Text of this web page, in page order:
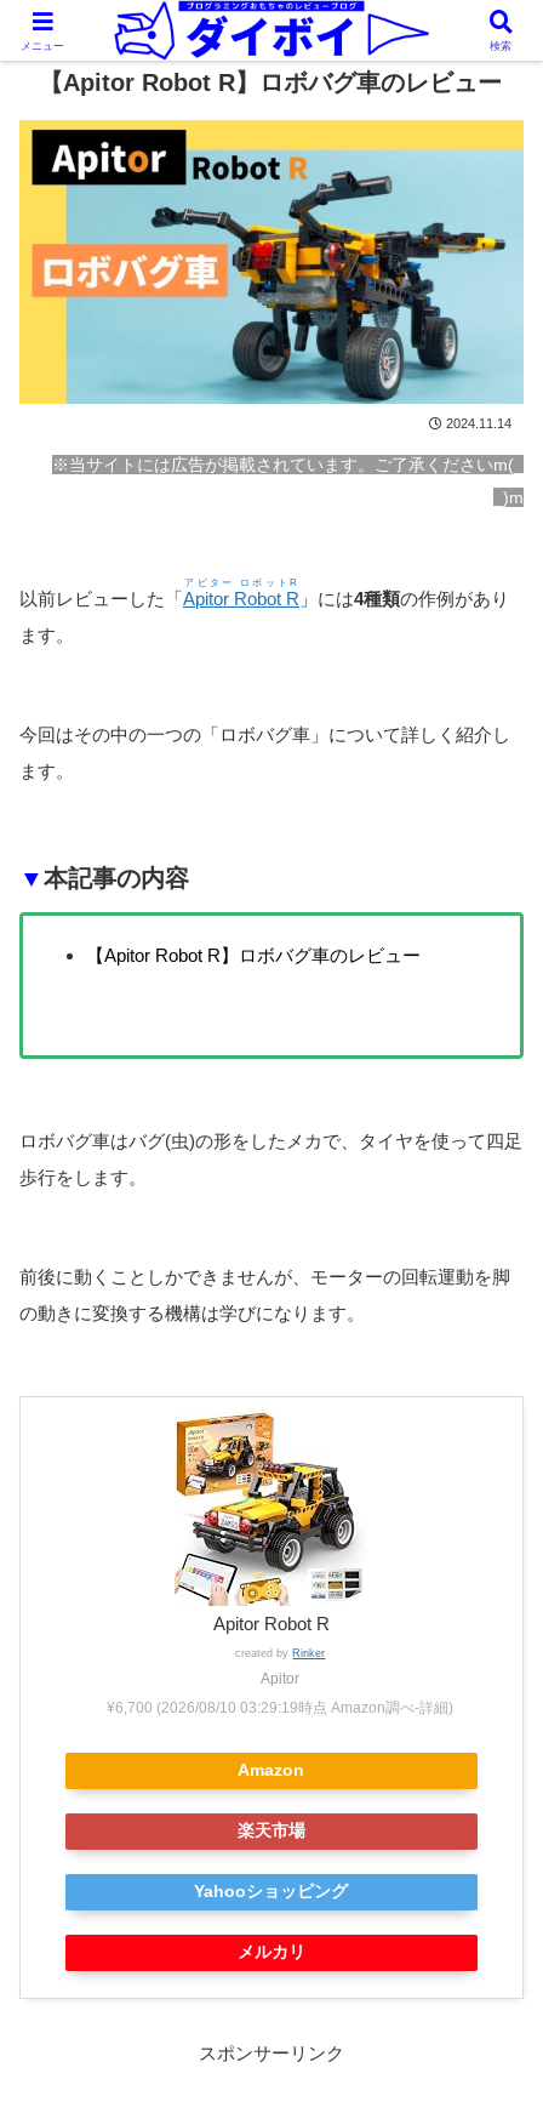
【Apitor Robot R】ロボバグ車のレビュー
2024.11.14
※当サイトには広告が掲載されています。ご了承くださいm(_
_)m
以前レビューした「Apitor Robot R
アピター ロボットR
」には4種類の作例があり
ます。
今回はその中の一つの「ロボバグ車」について詳しく紹介し
ます。
▼本記事の内容
【Apitor Robot R】ロボバグ車のレビュー
ロボバグ車はバグ(虫)の形をしたメカで、タイヤを使って四足
歩行をします。
前後に動くことしかできませんが、モーターの回転運動を脚
の動きに変換する機構は学びになります。
Apitor Robot R
created by Rinker
Apitor
¥6,700 (2026/08/10 03:29:19時点 Amazon調べ-詳細)
Amazon
楽天市場
Yahooショッピング
メルカリ
スポンサーリンク
メニュー 検索